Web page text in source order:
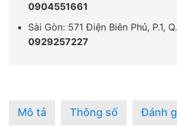
0904551661
Sài Gòn: 571 Điện Biên Phủ, P.1,
0929257227
Mô tả Thông số Đánh